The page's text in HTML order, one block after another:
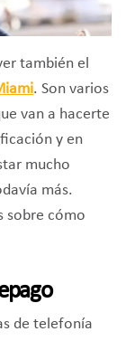
también el
. Son varios
van a hacerte
y en
mucho
más.
sobre cómo
de telefonía